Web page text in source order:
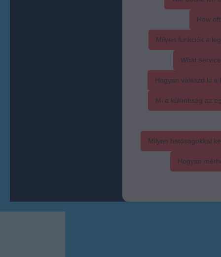
How
Milyen funkciók a
What
Hogyan válaszd ki a
Mi a különbség az
Milyen hatóságokkal
Hogyan